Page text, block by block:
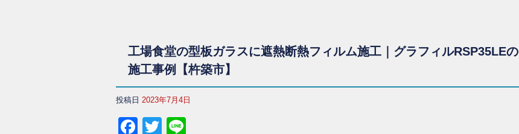
工場食堂の型板ガラスに遮熱断熱フィルム施工｜グラフィルRSP35LEの
施工事例【杵築市】
投稿日 2023年7月4日
Facebook
Twitter